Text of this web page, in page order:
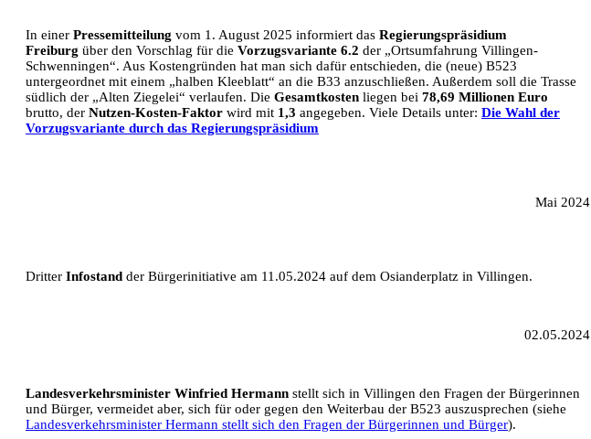
In einer Pressemitteilung vom 1. August 2025 informiert das Regierungspräsidium
Freiburg über den Vorschlag für die Vorzugsvariante 6.2 der „Ortsumfahrung Villingen-
Schwenningen“. Aus Kostengründen hat man sich dafür entschieden, die (neue) B523
untergeordnet mit einem „halben Kleeblatt“ an die B33 anzuschließen. Außerdem soll die Trasse
südlich der „Alten Ziegelei“ verlaufen. Die Gesamtkosten liegen bei 78,69 Millionen Euro
brutto, der Nutzen-Kosten-Faktor wird mit 1,3 angegeben. Viele Details unter: Die Wahl der
Vorzugsvariante durch das Regierungspräsidium
Mai 2024
Dritter Infostand der Bürgerinitiative am 11.05.2024 auf dem Osianderplatz in Villingen.
02.05.2024
Landesverkehrsminister Winfried Hermann stellt sich in Villingen den Fragen der Bürgerinnen
und Bürger, vermeidet aber, sich für oder gegen den Weiterbau der B523 auszusprechen (siehe
Landesverkehrsminister Hermann stellt sich den Fragen der Bürgerinnen und Bürger).